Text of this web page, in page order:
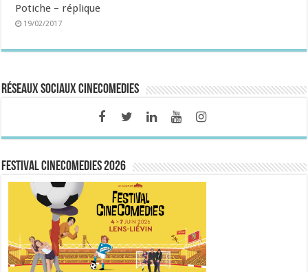
Potiche – réplique
19/02/2017
Réseaux sociaux CineComedies
FESTIVAL CINECOMEDIES 2026